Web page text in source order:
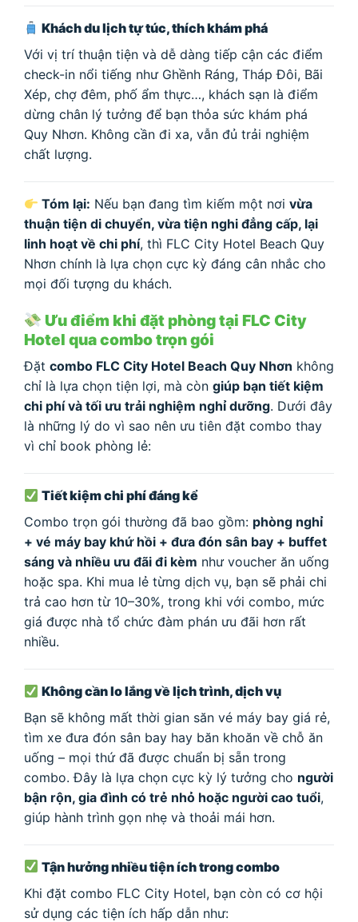
Khách du lịch tự túc, thích khám phá
Với vị trí thuận tiện và dễ dàng tiếp cận các điểm
check-in nổi tiếng như Ghềnh Ráng, Tháp Đôi, Bãi
Xép, chợ đêm, phố ẩm thực…, khách sạn là điểm
dừng chân lý tưởng để bạn thỏa sức khám phá
Quy Nhơn. Không cần đi xa, vẫn đủ trải nghiệm
chất lượng.
Tóm lại: Nếu bạn đang tìm kiếm một nơivừa
thuận tiện di chuyển, vừa tiện nghi đẳng cấp, lại
linh hoạt về chi phí, thì FLC City Hotel Beach Quy
Nhơn chính là lựa chọn cực kỳ đáng cân nhắc cho
mọi đối tượng du khách.
Ưu điểm khi đặt phòng tại FLC City
Hotel qua combo trọn gói
Đặt combo FLC City Hotel Beach Quy Nhơn không
chỉ là lựa chọn tiện lợi, mà còn giúp bạn tiết kiệm
chi phí và tối ưu trải nghiệm nghỉ dưỡng. Dưới đây
là những lý do vì sao nên ưu tiên đặt combo thay
vì chỉ book phòng lẻ:
Tiết kiệm chi phí đáng kể
Combo trọn gói thường đã bao gồm: phòng nghỉ
+ vé máy bay khứ hồi + đưa đón sân bay + buffet
sáng và nhiều ưu đãi đi kèm như voucher ăn uống
hoặc spa. Khi mua lẻ từng dịch vụ, bạn sẽ phải chi
trả cao hơn từ 10–30%, trong khi với combo, mức
giá được nhà tổ chức đàm phán ưu đãi hơn rất
nhiều.
Không cần lo lắng về lịch trình, dịch vụ
Bạn sẽ không mất thời gian săn vé máy bay giá rẻ,
tìm xe đưa đón sân bay hay băn khoăn về chỗ ăn
uống – mọi thứ đã được chuẩn bị sẵn trong
combo. Đây là lựa chọn cực kỳ lý tưởng cho người
bận rộn, gia đình có trẻ nhỏ hoặc người cao tuổi,
giúp hành trình gọn nhẹ và thoải mái hơn.
Tận hưởng nhiều tiện ích trong combo
Khi đặt combo FLC City Hotel, bạn còn có cơ hội
sử dụng các tiện ích hấp dẫn như: